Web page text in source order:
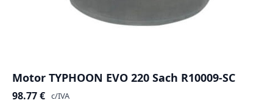
Motor TYPHOON EVO 220 Sach R10009-SC
98.77€ c/IVA